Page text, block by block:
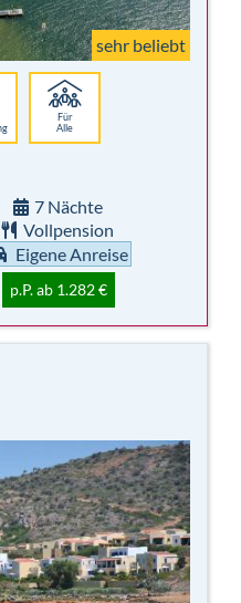
7 Nächte
Vollpension
Eigene Anreise
p.P. ab 1.282 €
sehr beliebt